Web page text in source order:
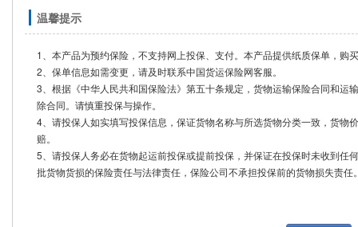
温馨提示
1、本产品为预约保险，不支持网上投保、支付。本产品提供纸质保单，购
2、保单信息如需变更，请及时联系中国货运保险网客服。
3、根据《中华人民共和国保险法》第五十条规定，货物运输保险合同和运
除合同。请慎重投保与操作。
4、请投保人如实填写投保信息，保证货物名称与所选货物分类一致，货物
赔。
5、请投保人务必在货物起运前投保或提前投保，并保证在投保时未收到任
批货物货损的保险责任与法律责任，保险公司不承担投保前的货物损失责任